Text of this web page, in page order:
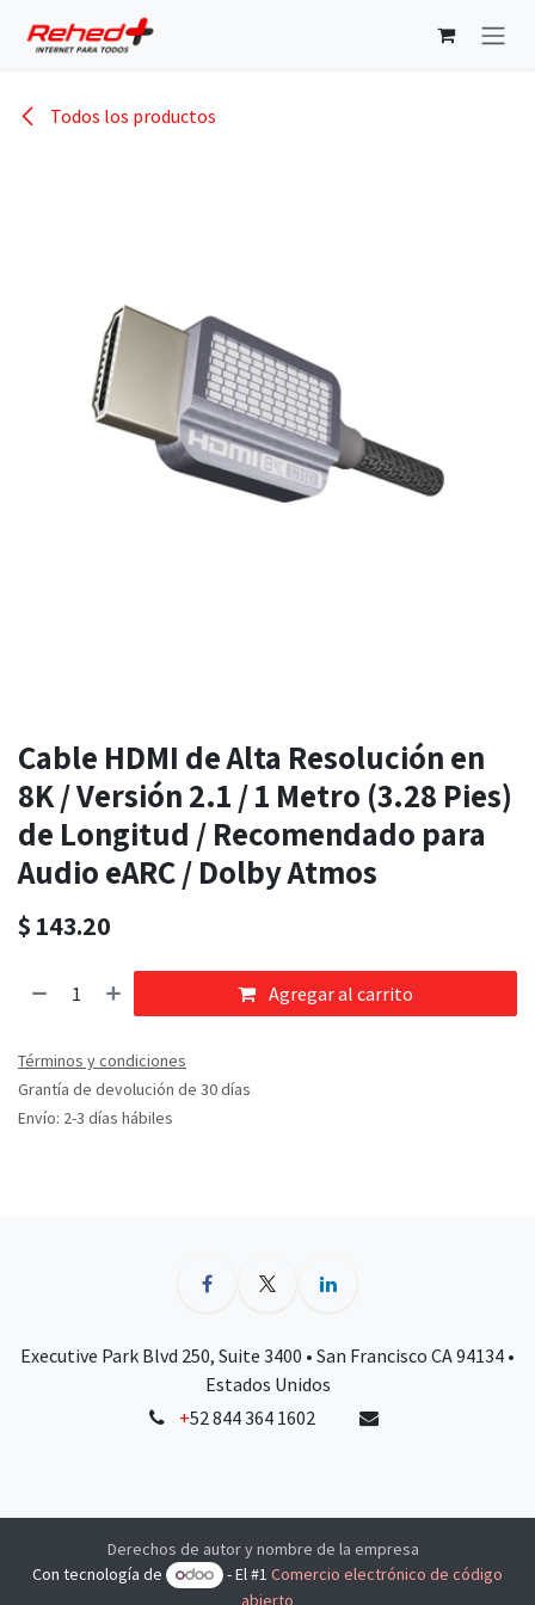
Todos los productos
Cable HDMI de Alta Resolución en
8K / Versión 2.1 / 1 Metro (3.28 Pies)
de Longitud / Recomendado para
Audio eARC / Dolby Atmos
$ 143.20
Agregar al carrito
Términos y condiciones
Grantía de devolución de 30 días
Envío: 2-3 días hábiles
Executive Park Blvd 250, Suite 3400 • San Francisco CA 94134 •
Estados Unidos
+52 844 364 1602
Derechos de autor y nombre de la empresa
Con tecnología de
- El #1Comercio electrónico de código
abierto